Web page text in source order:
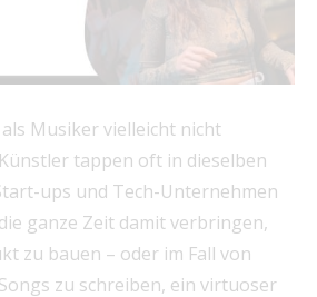
Musiker vielleicht nicht
tappen oft in dieselben
ups und Tech-Unternehmen
ganze Zeit damit verbringen,
zu bauen – oder im Fall von
zu schreiben, ein virtuoser